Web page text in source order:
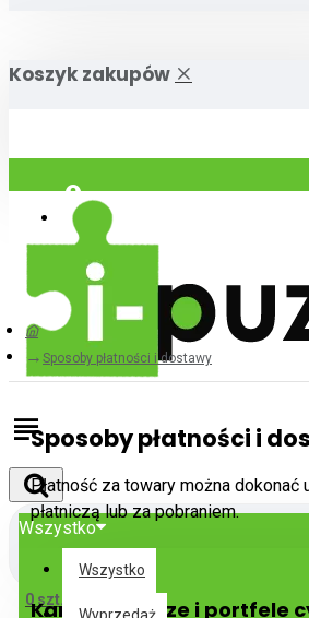
Koszyk zakupów
Zaloguj się
Zarejestrować
Wszystko
Wszystko
0 szt. - 0zl
Sposoby płatności i dostawy
Sposoby płatności i
Płatność za towary można dokonać
płatniczą lub za pobraniem.
Karty płatnicze i portfele